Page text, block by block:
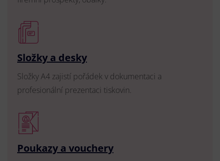
Složky a desky
Složky A4 zajistí pořádek v dokumentaci a
profesionální prezentaci tiskovin.
Poukazy a vouchery